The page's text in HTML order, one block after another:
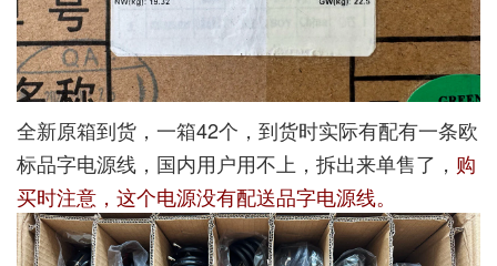
全新原箱到货，一箱42个，到货时实际有配有一条欧
标品字电源线，国内用户用不上，拆出来单售了， 购
买时注意，这个电源没有配送品字电源线。